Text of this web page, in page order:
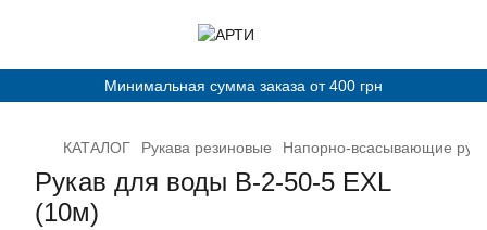
Минимальная сумма заказа от 400 грн
КАТАЛОГ Рукава резиновые Напорно-всасывающие
Рукав для воды В-2-50-5 EXL
(10м)